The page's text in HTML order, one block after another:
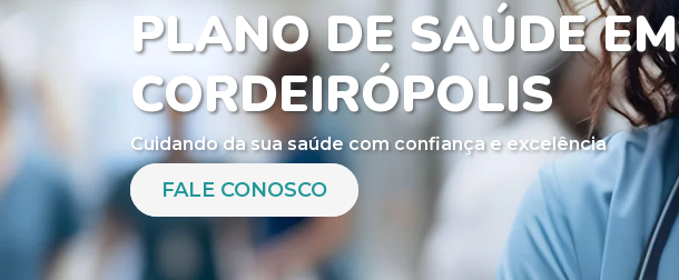
PLANO DE SAÚDE EM
CORDEIRÓPOLIS
Cuidando da sua saúde com confiança e excelência
FALE CONOSCO